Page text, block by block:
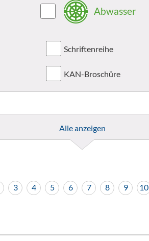
Abwasser
Schriftenreihe
KAN-Broschüre
Alle anzeigen
3 4 5 6 7 8 9 10